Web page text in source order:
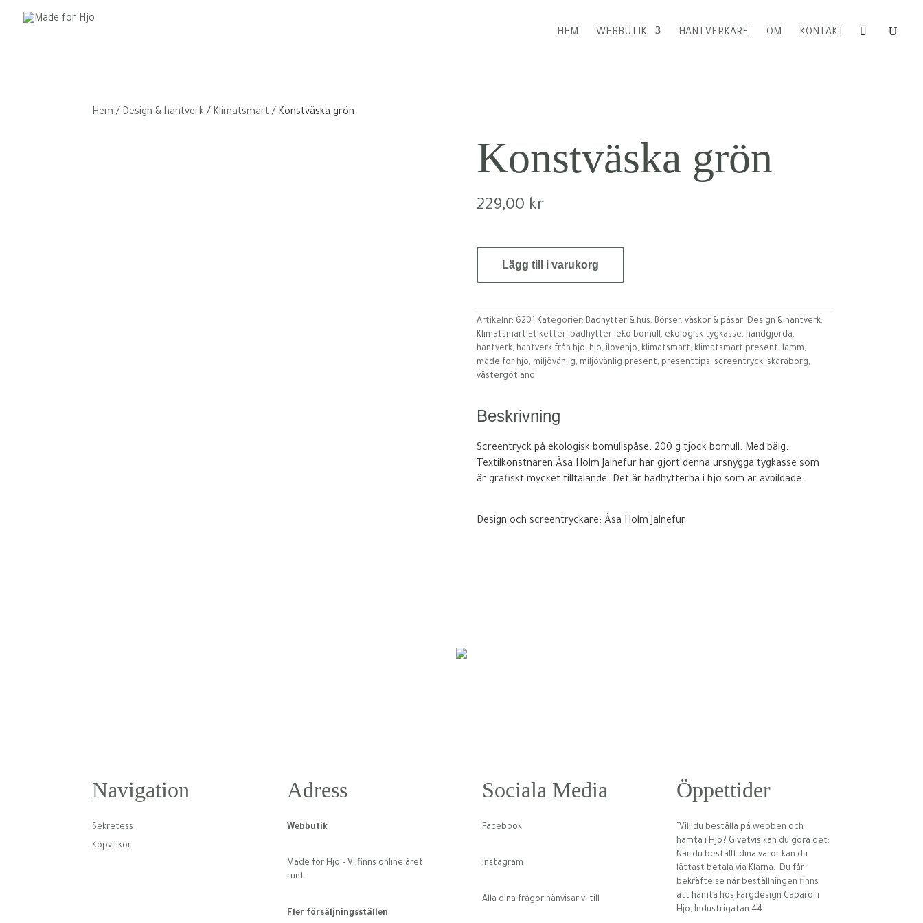
HEM WEBBUTIK HANTVERKARE OM KONTAKT
Hem / Design & hantverk/ Klimatsmart/ Konstväska grön
Konstväska grön
229,00 kr
mängd
Lägg till i varukorg
Artikelnr: 6201 Kategorier: Badhytter & hus, Börser, väskor & påsar, Design & hantverk,
Klimatsmart Etiketter: badhytter, eko bomull, ekologisk tygkasse, handgjorda,
hantverk, hantverk från hjo, hjo, ilovehjo, klimatsmart, klimatsmart present, lamm,
made for hjo, miljövänlig, miljövänlig present, presenttips, screentryck, skaraborg,
västergötland
Beskrivning
Screentryck på ekologisk bomullspåse. 200 g tjock bomull. Med bälg.
Textilkonstnären Åsa Holm Jalnefur har gjort denna ursnygga tygkasse som
är grafiskt mycket tilltalande. Det är badhytterna i hjo som är avbildade.
Design och screentryckare: Åsa Holm Jalnefur
Navigation
Sekretess
Köpvillkor
Adress
Webbutik
Made for Hjo – Vi finns online året
runt
Fler försäljningsställen
Sociala Media
Facebook
Instagram
Alla dina frågor hänvisar vi till
Öppettider
’Vill du beställa på webben och
hämta i Hjo? Givetvis kan du göra det:
När du beställt dina varor kan du
lättast betala via Klarna. Du får
bekräftelse när beställningen finns
att hämta hos Färgdesign Caparol i
Hjo, Industrigatan 44.